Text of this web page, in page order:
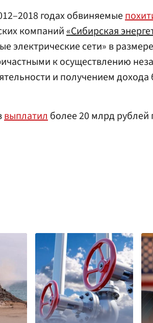
годах обвиняемые
компаний«Сибирская
электрические сети» в
к осуществлению
и получением дохода
выплатилболее 20 млрд рублей